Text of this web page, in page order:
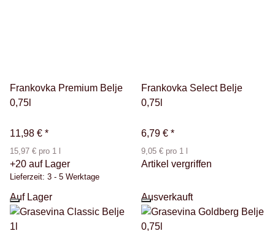
Frankovka Premium Belje
0,75l
11,98 € *
15,97 € pro 1 l
+20 auf Lager
Lieferzeit: 3 - 5 Werktage
Frankovka Select Belje
0,75l
6,79 € *
9,05 € pro 1 l
Artikel vergriffen
Auf Lager Ausverkauft